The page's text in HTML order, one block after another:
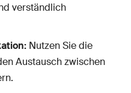
verständlich
Nutzen Sie die
Austausch zwischen